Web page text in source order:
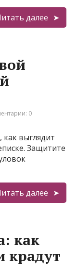
далее
0
как выглядит
Защитите
далее
как
крадут